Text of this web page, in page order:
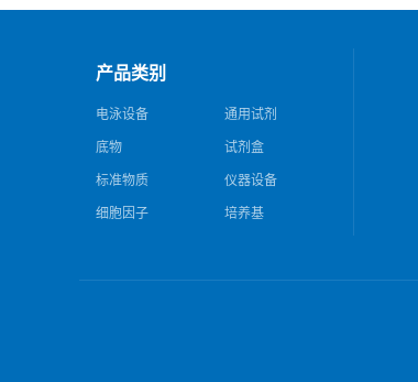
产品类别
电泳设备 通用试剂
底物 试剂盒
标准物质 仪器设备
细胞因子 培养基